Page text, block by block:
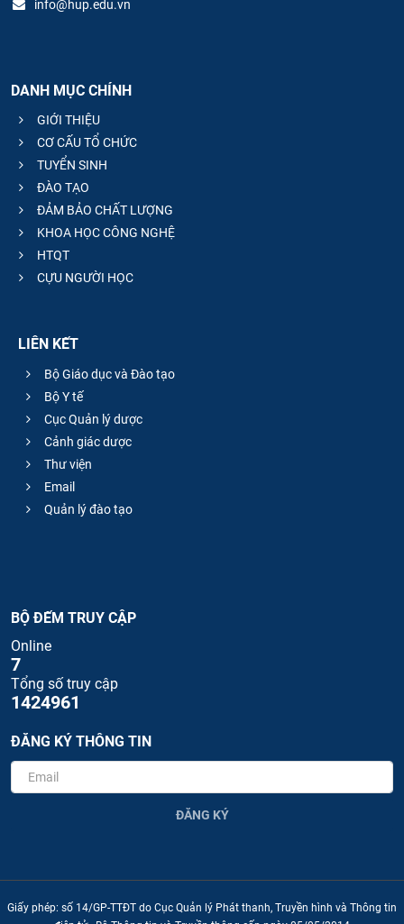
info@hup.edu.vn
DANH MỤC CHÍNH
GIỚI THIỆU
CƠ CẤU TỔ CHỨC
TUYỂN SINH
ĐÀO TẠO
ĐẢM BẢO CHẤT LƯỢNG
KHOA HỌC CÔNG NGHỆ
HTQT
CỰU NGƯỜI HỌC
LIÊN KẾT
Bộ Giáo dục và Đào tạo
Bộ Y tế
Cục Quản lý dược
Cảnh giác dược
Thư viện
Email
Quản lý đào tạo
BỘ ĐẾM TRUY CẬP
Online
7
Tổng số truy cập
1424961
ĐĂNG KÝ THÔNG TIN
ĐĂNG KÝ
Giấy phép: số 14/GP-TTĐT do Cục Quản lý Phát thanh, Truyền hình và Thông tin